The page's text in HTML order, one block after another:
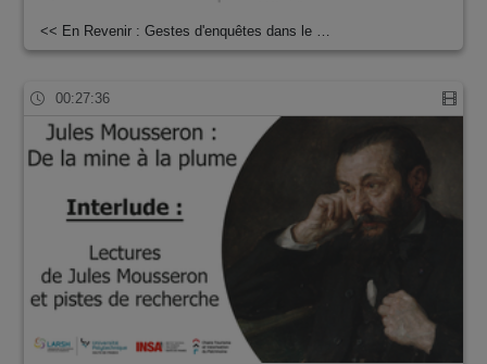
<< En Revenir : Gestes d'enquêtes dans le …
00:27:36